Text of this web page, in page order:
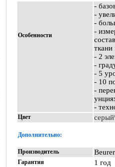
Особенности
-
-
-
-
ткани
- 2
-
- 5
- 10
-
-
Цвет
Дополнительно:
Производитель
Гарантия 1 год